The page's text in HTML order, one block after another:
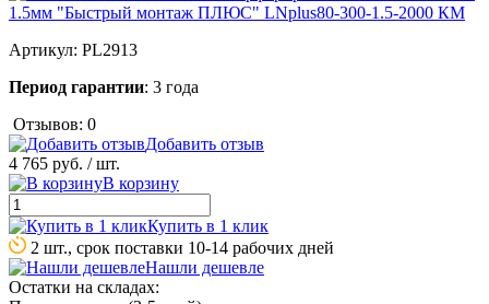
Артикул: PL2913
Период гарантии: 3 года
Отзывов: 0
Добавить отзыв
4 765 руб. / шт.
В корзину
Купить в 1 клик
2 шт., срок поставки 10-14 рабочих дней
Нашли дешевле
Остатки на складах: